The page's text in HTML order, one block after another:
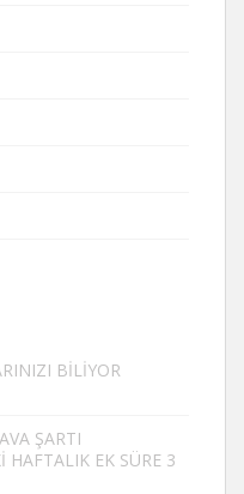
BİLİYOR
ŞARTI
HAFTALIK EK SÜRE 3